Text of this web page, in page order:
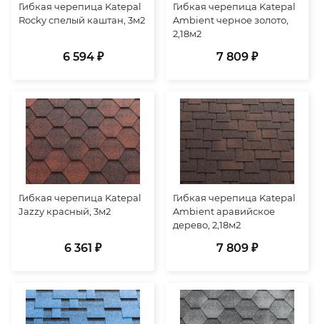
Гибкая черепица Katepal
Rocky спелый каштан, 3м2
6 594 ₽
Гибкая черепица Katepal
Ambient черное золото,
2,18м2
7 809 ₽
Гибкая черепица Katepal
Jazzy красный, 3м2
6 361 ₽
Гибкая черепица Katepal
Ambient аравийское
дерево, 2,18м2
7 809 ₽